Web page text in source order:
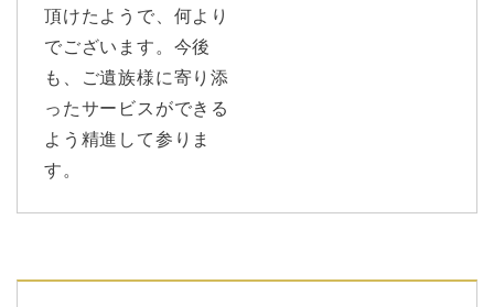
頂けたようで、何より
でございます。今後
も、ご遺族様に寄り添
ったサービスができる
よう精進して参りま
す。